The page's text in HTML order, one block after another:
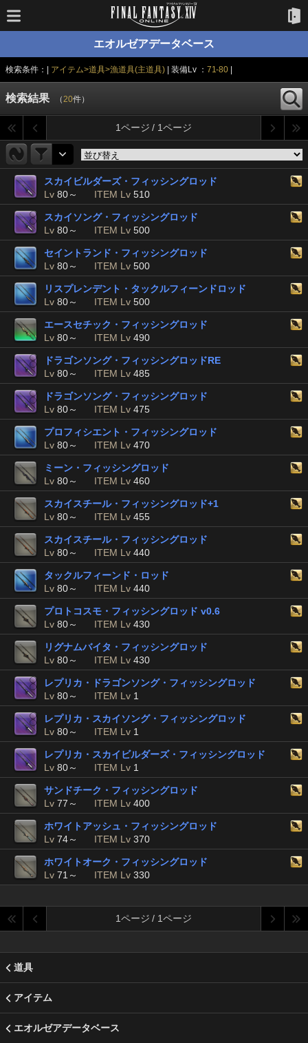
エオルゼアデータベース
検索条件：| アイテム>道具>漁道具(主道具) | 装備Lv ： 71-80
検索結果 （20件）
1ページ / 1ページ
スカイビルダーズ・フィッシングロッド
Lv 80～ ITEM Lv 510
スカイソング・フィッシングロッド
Lv 80～ ITEM Lv 500
セイントランド・フィッシングロッド
Lv 80～ ITEM Lv 500
リスプレンデント・タックルフィーンドロッド
Lv 80～ ITEM Lv 500
エースセチック・フィッシングロッド
Lv 80～ ITEM Lv 490
ドラゴンソング・フィッシングロッドRE
Lv 80～ ITEM Lv 485
ドラゴンソング・フィッシングロッド
Lv 80～ ITEM Lv 475
プロフィシエント・フィッシングロッド
Lv 80～ ITEM Lv 470
ミーン・フィッシングロッド
Lv 80～ ITEM Lv 460
スカイスチール・フィッシングロッド+1
Lv 80～ ITEM Lv 455
スカイスチール・フィッシングロッド
Lv 80～ ITEM Lv 440
タックルフィーンド・ロッド
Lv 80～ ITEM Lv 440
プロトコスモ・フィッシングロッド v0.6
Lv 80～ ITEM Lv 430
リグナムバイタ・フィッシングロッド
Lv 80～ ITEM Lv 430
レプリカ・ドラゴンソング・フィッシングロッド
Lv 80～ ITEM Lv 1
レプリカ・スカイソング・フィッシングロッド
Lv 80～ ITEM Lv 1
レプリカ・スカイビルダーズ・フィッシングロッド
Lv 80～ ITEM Lv 1
サンドチーク・フィッシングロッド
Lv 77～ ITEM Lv 400
ホワイトアッシュ・フィッシングロッド
Lv 74～ ITEM Lv 370
ホワイトオーク・フィッシングロッド
Lv 71～ ITEM Lv 330
1ページ / 1ページ
道具
アイテム
エオルゼアデータベース